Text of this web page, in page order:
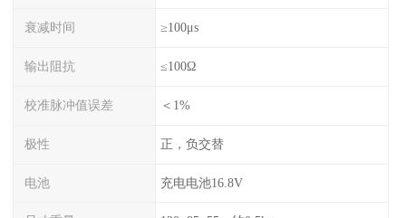
衰减时间 ≥100μs
输出阻抗 ≤100Ω
校准脉冲值误差 ＜1%
极性 正，负交替
电池 充电电池16.8V